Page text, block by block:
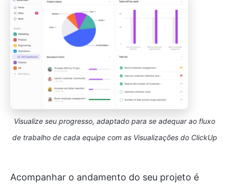
Visualize seu progresso, adaptado para se adequar ao fluxo
de trabalho de cada equipe com as Visualizações do ClickUp
Acompanhar o andamento do seu projeto é